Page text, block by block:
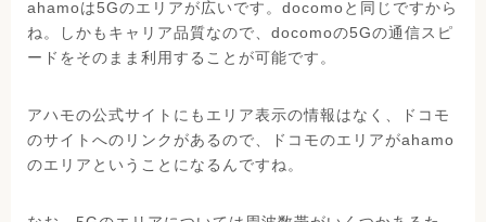
ahamoは5Gのエリアが広いです。docomoと同じですから
ね。しかもキャリア品質なので、docomoの5Gの通信スピ
ードをそのまま利用することが可能です。
アハモの公式サイトにもエリア表示の情報はなく、ドコモ
のサイトへのリンクがあるので、ドコモのエリアがahamo
のエリアということになるんですね。